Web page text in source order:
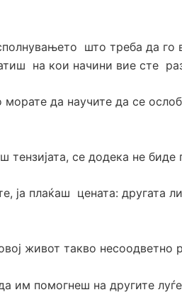
што треба да го
на кои начини вие сте
да научите да се
тензијата, се додека не биде
ја плаќаш цената: другата
живот такво несоодветно
помогнеш на другите